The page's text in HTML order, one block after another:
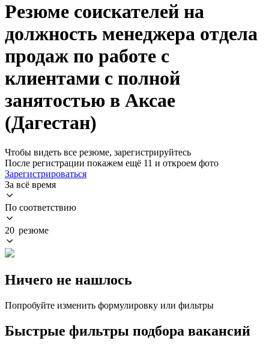
Резюме соискателей на
должность менеджера отдела
продаж по работе с
клиентами с полной
занятостью в Аксае
(Дагестан)
Чтобы видеть все резюме, зарегистрируйтесь
После регистрации покажем ещё 11 и откроем фото
Зарегистрироваться
За всё время
По соответствию
20 резюме
Ничего не нашлось
Попробуйте изменить формулировку или фильтры
Быстрые фильтры подбора вакансий